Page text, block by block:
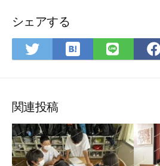
シェアする
Twitter
で
ア
は
て
ク
マ
ー
LINE
で
関連投稿